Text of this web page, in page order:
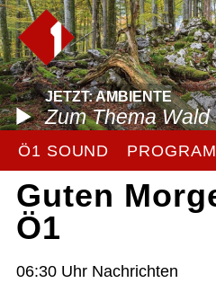
JETZT: AMBIENTE
Zum Thema Wald
Ö1 SOUND
Guten
Ö1
06:30 Uhr Nachrichten